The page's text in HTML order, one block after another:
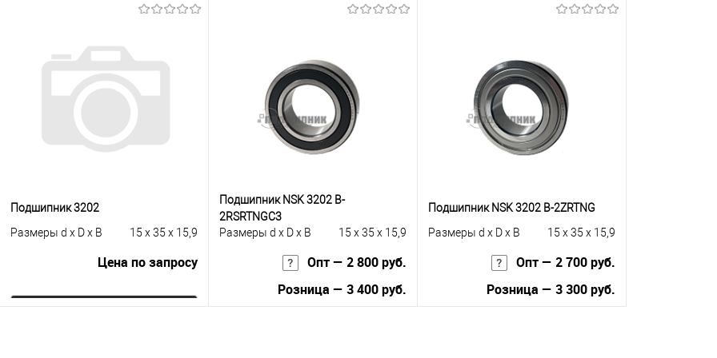
Купить в 1 клик
К сравнению
В избранное
Под заказ
Запросить цену
В избранное
Под заказ
Запросить цену
В избранное
Под заказ
Подшипник 3202
Размеры d x D x B
15 x 35 x 15,9
Цена по запросу
Подшипник NSK 3202 B-
2RSRTNGC3
Размеры d x D x B
15 x 35 x 15,9
Опт — 2 800 руб.
Розница — 3 400 руб.
Подшипник NSK 3202 B-2ZRTNG
Размеры d x D x B
15 x 35 x 15,9
Опт — 2 700 руб.
Розница — 3 300 руб.